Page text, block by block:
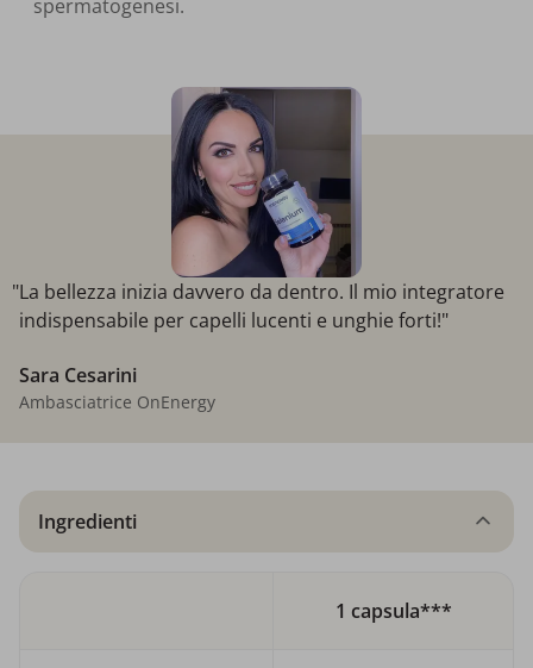
spermatogenesi.
"La bellezza inizia davvero da dentro. Il mio integratore
indispensabile per capelli lucenti e unghie forti!"
Sara Cesarini
Ambasciatrice OnEnergy
Ingredienti
1 capsula***